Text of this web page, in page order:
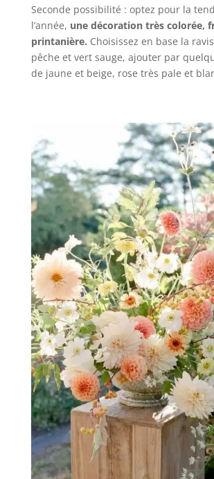
Seconde possibilité : optez pour la
l’année, une décoration très colorée,
printanière. Choisissez en base la
pêche et vert sauge, ajouter par
de jaune et beige, rose très pale et